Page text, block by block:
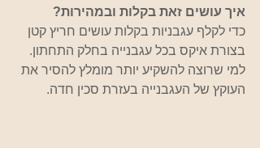
איך עושים זאת בקלות ובמהירות?
כדי לקלף עגבניות בקלות עושים חריץ קטן
בצורת איקס בכל עגבנייה בחלק התחתון.
למי שרוצה להשקיע יותר מומלץ להסיר את
העוקץ של העגבנייה בעזרת סכין חדה.